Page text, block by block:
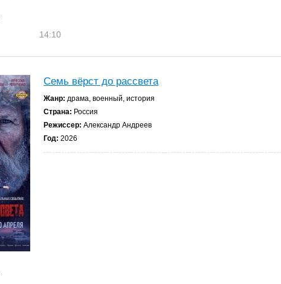
14:10
Семь вёрст до рассвета
Жанр: драма, военный, история
Страна: Россия
Режиссер: Александр Андреев
Год: 2026